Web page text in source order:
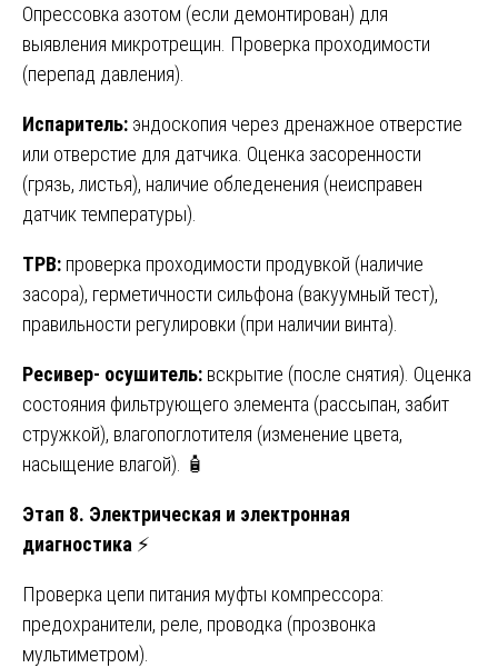
Опрессовка азотом (если демонтирован) для
выявления микротрещин. Проверка проходимости
(перепад давления).
Испаритель: эндоскопия через дренажное отверстие
или отверстие для датчика. Оценка засоренности
(грязь, листья), наличие обледенения (неисправен
датчик температуры).
ТРВ: проверка проходимости продувкой (наличие
засора), герметичности сильфона (вакуумный тест),
правильности регулировки (при наличии винта).
Ресивер- осушитель: вскрытие (после снятия). Оценка
состояния фильтрующего элемента (рассыпан, забит
стружкой), влагопоглотителя (изменение цвета,
насыщение влагой). 🧴
Этап 8. Электрическая и электронная
диагностика ⚡
Проверка цепи питания муфты компрессора:
предохранители, реле, проводка (прозвонка
мультиметром).